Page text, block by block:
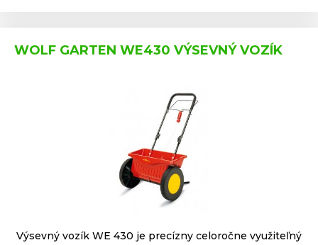
WOLF GARTEN WE430 VÝSEVNÝ VOZÍK
Výsevný vozík WE 430 je precízny celoročne využiteľný